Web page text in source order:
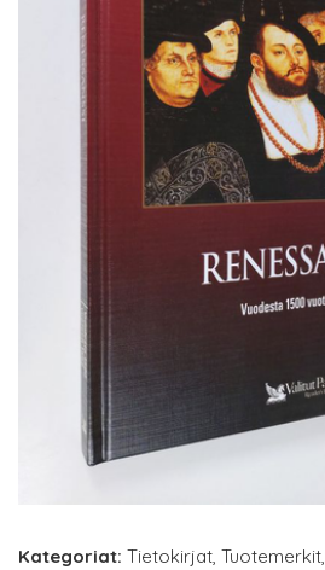
Kategoriat: Tietokirjat, Tuotemerkit,